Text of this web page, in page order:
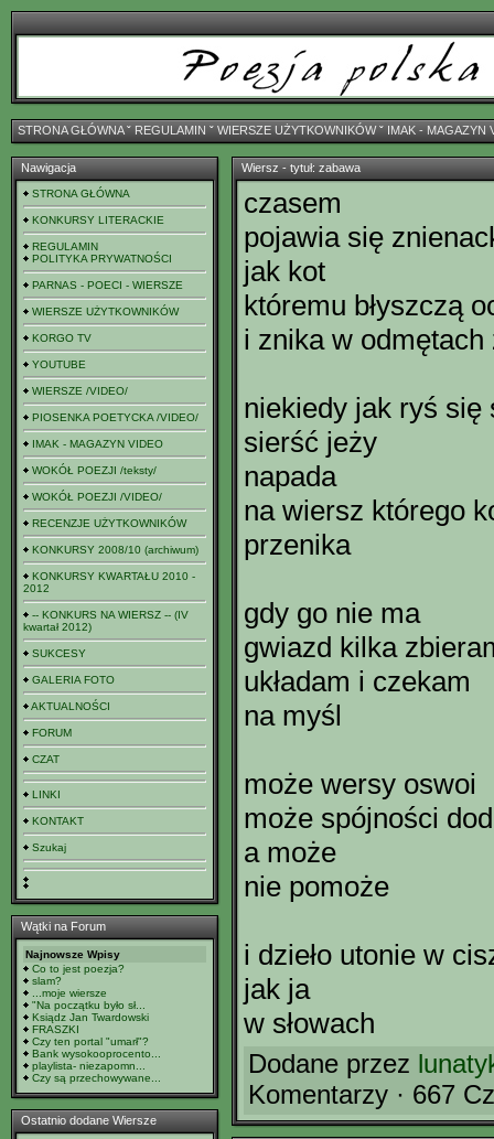
STRONA GŁÓWNAˇ REGULAMIN ˇ WIERSZE UŻYTKOWNIKÓWˇ IMAK - MAGAZYN
Nawigacja
STRONA GŁÓWNA
KONKURSY LITERACKIE
REGULAMIN
POLITYKA PRYWATNOŚCI
PARNAS - POECI - WIERSZE
WIERSZE UŻYTKOWNIKÓW
KORGO TV
YOUTUBE
WIERSZE /VIDEO/
PIOSENKA POETYCKA /VIDEO/
IMAK - MAGAZYN VIDEO
WOKÓŁ POEZJI /teksty/
WOKÓŁ POEZJI /VIDEO/
RECENZJE UŻYTKOWNIKÓW
KONKURSY 2008/10 (archiwum)
KONKURSY KWARTAŁU 2010 -
2012
-- KONKURS NA WIERSZ -- (IV
kwartał 2012)
SUKCESY
GALERIA FOTO
AKTUALNOŚCI
FORUM
CZAT
LINKI
KONTAKT
Szukaj
Wątki na Forum
Najnowsze Wpisy
Co to jest poezja?
slam?
...moje wiersze
"Na początku było sł...
Ksiądz Jan Twardowski
FRASZKI
Czy ten portal "umarł"?
Bank wysokooprocento...
playlista- niezapomn...
Czy są przechowywane...
Ostatnio dodane Wiersze
Wiersz - tytuł: zabawa
czasem
pojawia się
jak kot
któremu błyszczą
i znika w odmętach
niekiedy jak ryś się
sierść jeży
napada
na wiersz którego
przenika
gdy go nie ma
gwiazd kilka
układam i czekam
na myśl
może wersy oswoi
może spójności
a może
nie pomoże
i dzieło utonie w
jak ja
w słowach
Dodane przez
Komentarzy · 667